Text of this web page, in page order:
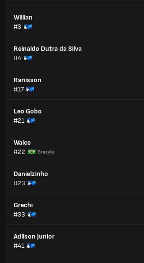
Willian
#3
Reinaldo Dutra da Silva
#4
Ranisson
#17
Leo Gobo
#21
Walce
#22
Brazylia
Danielzinho
#23
Grechi
#33
Adilson Junior
#41